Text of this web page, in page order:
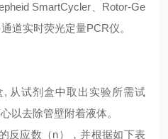
SmartCycler、Rotor-Ge
道实时荧光定量PCR仪。
从试剂盒中取出实验所需试
以去除管壁附着液体。
反应数（n），并根据如下表